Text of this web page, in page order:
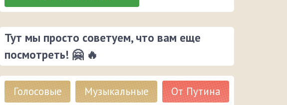
Тут мы просто советуем, что вам еще
посмотреть! 🤗 🔥
Голосовые Музыкальные
От Путина